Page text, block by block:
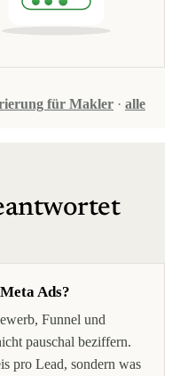
für Makler · alle
Ads?
Funnel und
pauschal beziffern.
pro Lead, sondern was